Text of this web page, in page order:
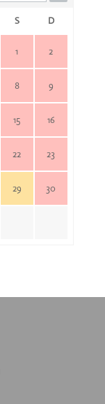
S D
1 2
8 9
15 16
22 23
29 30